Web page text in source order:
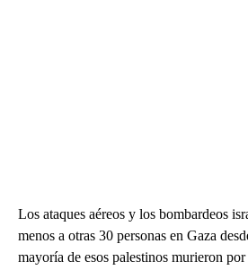
Los ataques aéreos y los bombardeos
menos a otras 30 personas en Gaza
mayoría de esos palestinos murieron por